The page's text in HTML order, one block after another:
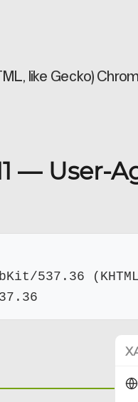
like Gecko)
— User-
537.36